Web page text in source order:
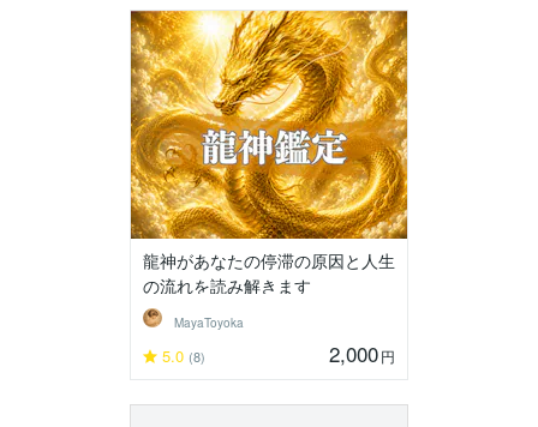
龍神があなたの停滞の原因と人生
の流れを読み解きます
MayaToyoka
5.0 (8) 2,000円